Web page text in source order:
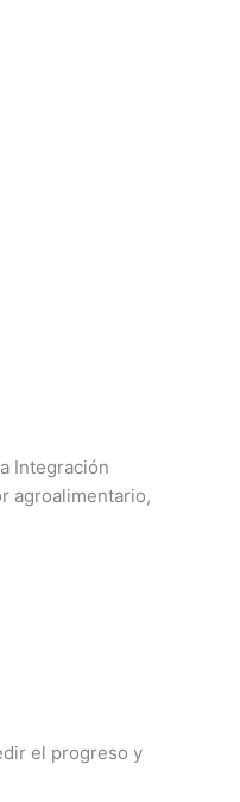
Integración
agroalimentario,
el progreso y